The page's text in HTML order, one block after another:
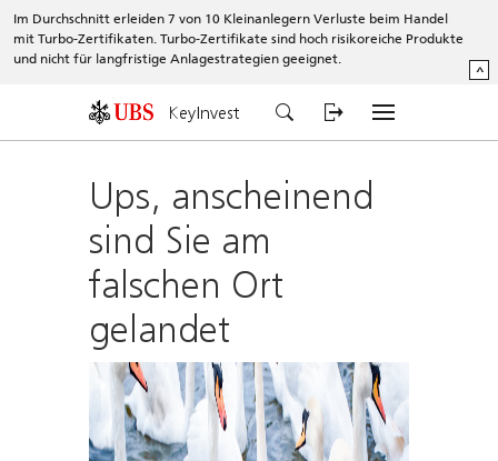
Im Durchschnitt erleiden 7 von 10 Kleinanlegern Verluste beim Handel
mit Turbo-Zertifikaten. Turbo-Zertifikate sind hoch risikoreiche Produkte
und nicht für langfristige Anlagestrategien geeignet.
^
KeyInvest
Ups, anscheinend
sind Sie am
falschen Ort
gelandet